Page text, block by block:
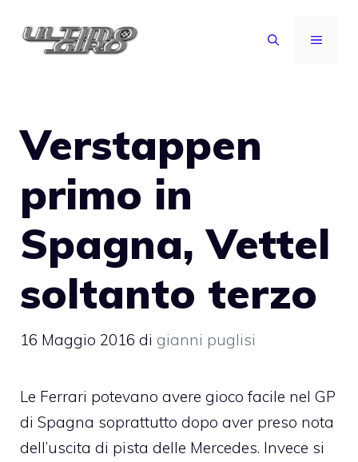
MENU
Verstappen
primo in
Spagna, Vettel
soltanto terzo
16 Maggio 2016 di gianni puglisi
Le Ferrari potevano avere gioco facile nel GP
di Spagna soprattutto dopo aver preso nota
dell’uscita di pista delle Mercedes. Invece si